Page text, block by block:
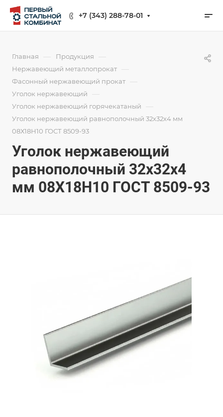
+7 (343) 288-78-01
Главная — Продукция —
Нержавеющий металлопрокат —
Фасонный нержавеющий прокат —
Уголок нержавеющий —
Уголок нержавеющий горячекатаный —
Уголок нержавеющий равнополочный 32х32х4 мм
08Х18Н10 ГОСТ 8509-93
Уголок нержавеющий
равнополочный 32х32х4
мм 08Х18Н10 ГОСТ 8509-93